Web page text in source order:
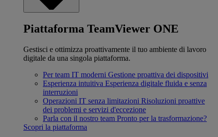
Piattaforma TeamViewer ONE
Gestisci e ottimizza proattivamente il tuo ambiente di lavoro
digitale da una singola piattaforma.
Per team IT moderni Gestione proattiva dei dispositivi
Esperienza intuitiva Esperienza digitale fluida e senza
interruzioni
Operazioni IT senza limitazioni Risoluzioni proattive
dei problemi e servizi d'eccezione
Parla con il nostro team Pronto per la trasformazione?
Scopri la piattaforma